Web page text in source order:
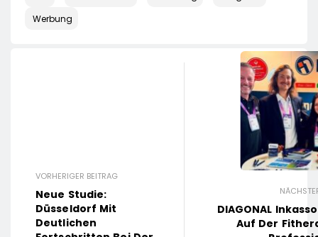
Werbung
VORHERIGER BEITRAG
Neue Studie:
Düsseldorf Mit
Deutlichen
DIAGONAL
Auf Der